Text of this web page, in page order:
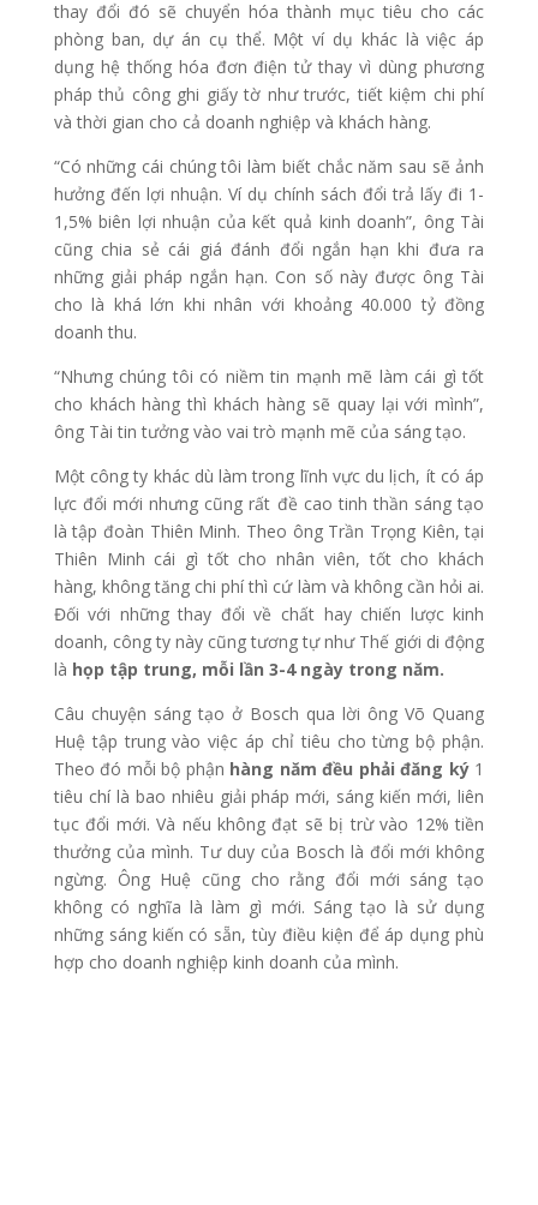
thay đổi đó sẽ chuyển hóa thành mục tiêu cho các
phòng ban, dự án cụ thể. Một ví dụ khác là việc áp
dụng hệ thống hóa đơn điện tử thay vì dùng phương
pháp thủ công ghi giấy tờ như trước, tiết kiệm chi phí
và thời gian cho cả doanh nghiệp và khách hàng.
“Có những cái chúng tôi làm biết chắc năm sau sẽ ảnh
hưởng đến lợi nhuận. Ví dụ chính sách đổi trả lấy đi 1-
1,5% biên lợi nhuận của kết quả kinh doanh”, ông Tài
cũng chia sẻ cái giá đánh đổi ngắn hạn khi đưa ra
những giải pháp ngắn hạn. Con số này được ông Tài
cho là khá lớn khi nhân với khoảng 40.000 tỷ đồng
doanh thu.
“Nhưng chúng tôi có niềm tin mạnh mẽ làm cái gì tốt
cho khách hàng thì khách hàng sẽ quay lại với mình”,
ông Tài tin tưởng vào vai trò mạnh mẽ của sáng tạo.
Một công ty khác dù làm trong lĩnh vực du lịch, ít có áp
lực đổi mới nhưng cũng rất đề cao tinh thần sáng tạo
là tập đoàn Thiên Minh. Theo ông Trần Trọng Kiên, tại
Thiên Minh cái gì tốt cho nhân viên, tốt cho khách
hàng, không tăng chi phí thì cứ làm và không cần hỏi ai.
Đối với những thay đổi về chất hay chiến lược kinh
doanh, công ty này cũng tương tự như Thế giới di động
là họp tập trung, mỗi lần 3-4 ngày trong năm.
Câu chuyện sáng tạo ở Bosch qua lời ông Võ Quang
Huệ tập trung vào việc áp chỉ tiêu cho từng bộ phận.
Theo đó mỗi bộ phận hàng năm đều phải đăng ký1
tiêu chí là bao nhiêu giải pháp mới, sáng kiến mới, liên
tục đổi mới. Và nếu không đạt sẽ bị trừ vào 12% tiền
thưởng của mình. Tư duy của Bosch là đổi mới không
ngừng. Ông Huệ cũng cho rằng đổi mới sáng tạo
không có nghĩa là làm gì mới. Sáng tạo là sử dụng
những sáng kiến có sẵn, tùy điều kiện để áp dụng phù
hợp cho doanh nghiệp kinh doanh của mình.